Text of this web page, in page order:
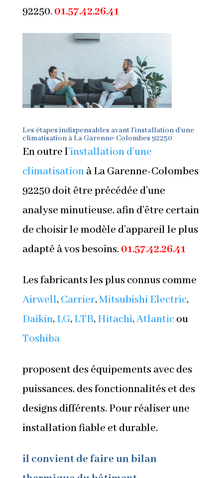
92250. 01.57.42.26.41
Les étapes indispensables avant l’installation d’une
climatisation à La Garenne-Colombes 92250
En outre l’installation d’une
climatisationà La Garenne-Colombes
92250 doit être précédée d’une
analyse minutieuse, afin d’être certain
de choisir le modèle d’appareil le plus
adapté à vos besoins. 01.57.42.26.41
Les fabricants les plus connus comme
Airwell,Carrier,Mitsubishi Electric,
Daikin,LG,LTB,Hitachi,Atlanticou
Toshiba
proposent des équipements avec des
puissances, des fonctionnalités et des
designs différents. Pour réaliser une
installation fiable et durable,
il convient de faire un bilan